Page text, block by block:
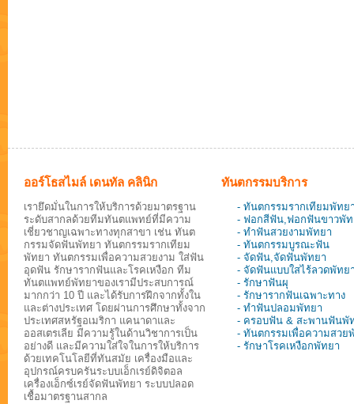
ออร์โธสไมล์ เดนทัล คลินิก
เรายึดมั่นในการให้บริการด้วยมาตรฐาน
ระดับสากลด้วยทีมทันตแพทย์ที่มีความ
เชี่ยวชาญเฉพาะทางทุกสาขา เช่น ทันต
กรรมจัดฟันพัทยา ทันตกรรมรากเทียม
พัทยา ทันตกรรมเพื่อความสวยงาม ใส่ฟัน
อุดฟัน รักษารากฟันและโรคเหงือก ทีม
ทันตแพทย์พัทยาของเรามีประสบการณ์
มากกว่า 10 ปี และได้รับการฝึกจากทั้งใน
และต่างประเทศ โดยผ่านการศึกษาทั้งจาก
ประเทศสหรัฐอเมริกา แคนาดาและ
ออสเตรเลีย มีความรู้ในด้านวิชาการเป็น
อย่างดี และมีความใส่ใจในการให้บริการ
ด้วยเทคโนโลยีที่ทันสมัย เครื่องมือและ
อุปกรณ์ครบครันระบบเอ็กเรย์ดิจิตอล
เครื่องเอ็กซ์เรย์จัดฟันพัทยา ระบบปลอด
เชื้อมาตรฐานสากล
ทันตกรรมบริการ
- ทันตกรรมรากเทียมพัทย
- ฟอกสีฟัน,ฟอกฟันขาวพัท
- ทำฟันสวยงามพัทยา
- ทันตกรรมบูรณะฟัน
- จัดฟัน,จัดฟันพัทยา
- จัดฟันแบบใสไร้ลวดพัทย
- รักษาฟันผุ
- รักษารากฟันเฉพาะทาง
- ทำฟันปลอมพัทยา
- ครอบฟัน & สะพานฟันพั
- ทันตกรรมเพื่อความสวย
- รักษาโรคเหงือกพัทยา